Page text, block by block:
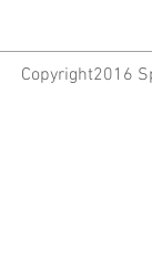
Copyright2016